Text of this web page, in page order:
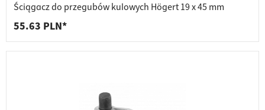
Ściągacz do przegubów kulowych Högert 19 x 45 mm
55.63 PLN*